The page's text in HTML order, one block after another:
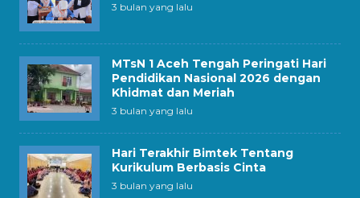
3 bulan yang lalu
MTsN 1 Aceh Tengah Peringati Hari
Pendidikan Nasional 2026 dengan
Khidmat dan Meriah
3 bulan yang lalu
Hari Terakhir Bimtek Tentang
Kurikulum Berbasis Cinta
3 bulan yang lalu